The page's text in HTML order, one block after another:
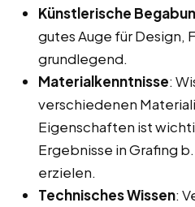
Künstlerische
gutes Auge für Design,
grundlegend.
Materialkenntnisse:
verschiedenen
Eigenschaften ist
Ergebnisse in Grafing
erzielen.
Technisches Wissen: